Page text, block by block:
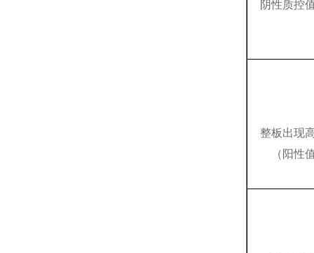
阴性质控
整板出现
（阳性